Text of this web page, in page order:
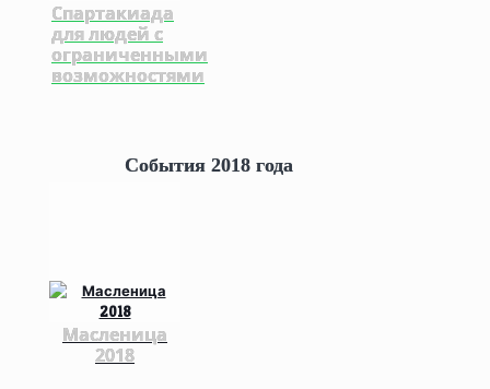
Спартакиада
для людей с
ограниченными
возможностями
События 2018 года
Масленица
2018